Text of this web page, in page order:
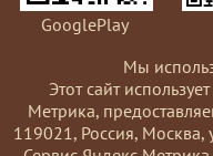
GooglePlay
Мы
Этот сайт
Метрика,
119021, Россия, Москва,